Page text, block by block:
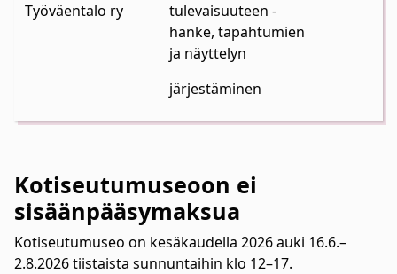
Työväentalo ry
tulevaisuuteen -
hanke, tapahtumien
ja näyttelyn
järjestäminen
Kotiseutumuseoon ei
sisäänpääsymaksua
Kotiseutumuseo on kesäkaudella 2026 auki 16.6.–
2.8.2026 tiistaista sunnuntaihin klo 12–17.